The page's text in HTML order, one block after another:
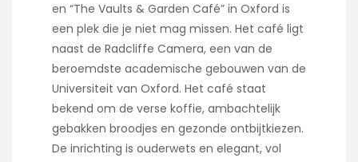
en “The Vaults & Garden Café” in Oxford is
een plek die je niet mag missen. Het café ligt
naast de Radcliffe Camera, een van de
beroemdste academische gebouwen van de
Universiteit van Oxford. Het café staat
bekend om de verse koffie, ambachtelijk
gebakken broodjes en gezonde ontbijtkiezen.
De inrichting is ouderwets en elegant, vol